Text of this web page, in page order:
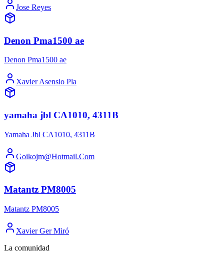
Jose Reyes
Denon Pma1500 ae
Denon Pma1500 ae
Xavier Asensio Pla
yamaha jbl CA1010, 4311B
Yamaha Jbl CA1010, 4311B
Goikojm@Hotmail.Com
Matantz PM8005
Matantz PM8005
Xavier Ger Miró
La comunidad